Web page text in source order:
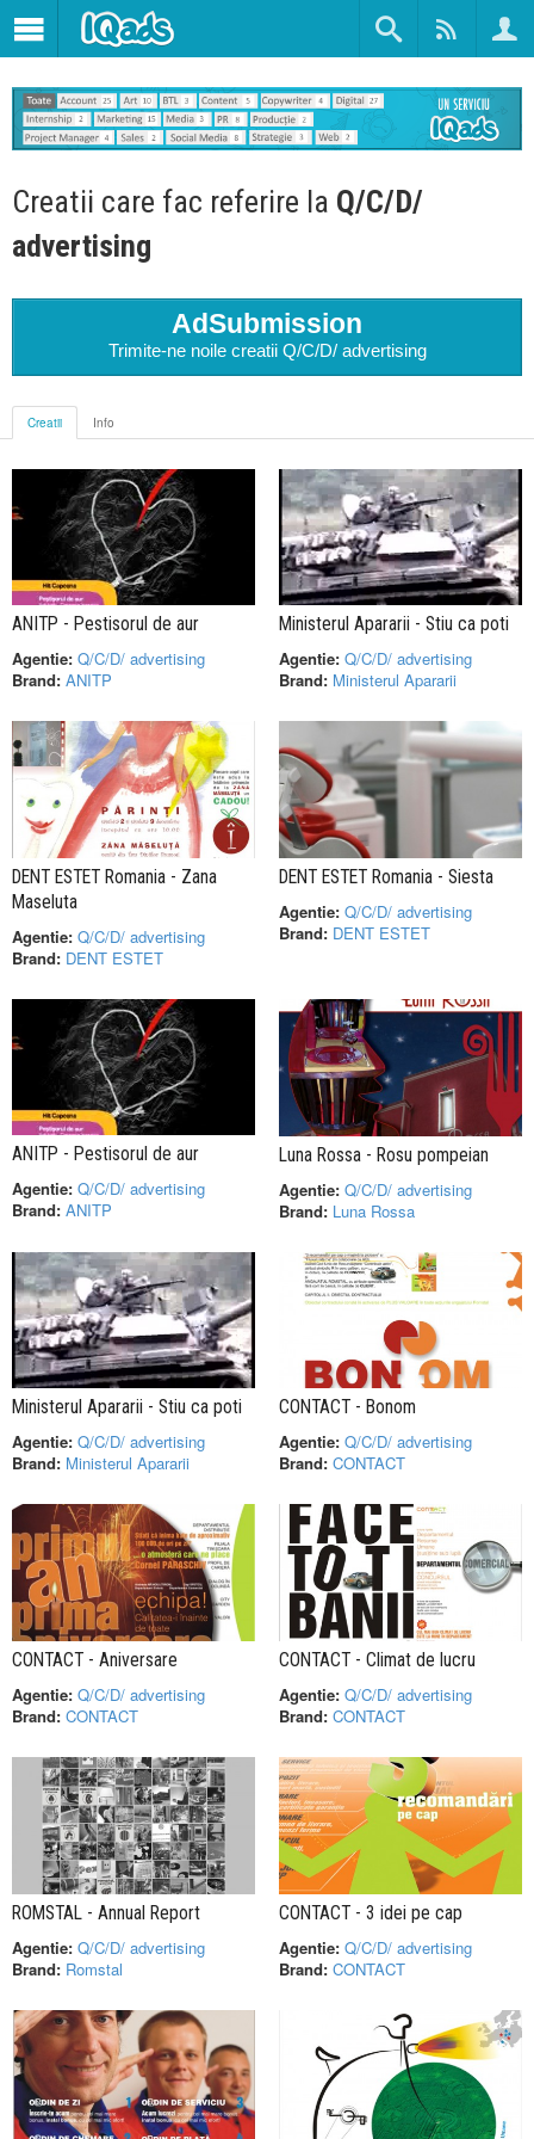
Creatii care fac referire la Q/C/D/
advertising
AdSubmission
Trimite-ne noile creatii Q/C/D/ advertising
Creatii Info
ANITP - Pestisorul de aur
Agentie: Q/C/D/ advertising
Brand: ANITP
Ministerul Apararii - Stiu ca poti
Agentie: Q/C/D/ advertising
Brand: Ministerul Apararii
DENT ESTET Romania - Zana
Maseluta
Agentie: Q/C/D/ advertising
Brand: DENT ESTET
DENT ESTET Romania - Siesta
Agentie: Q/C/D/ advertising
Brand: DENT ESTET
ANITP - Pestisorul de aur
Agentie: Q/C/D/ advertising
Brand: ANITP
Luna Rossa - Rosu pompeian
Agentie: Q/C/D/ advertising
Brand: Luna Rossa
Ministerul Apararii - Stiu ca poti
Agentie: Q/C/D/ advertising
Brand: Ministerul Apararii
CONTACT - Bonom
Agentie: Q/C/D/ advertising
Brand: CONTACT
CONTACT - Aniversare
Agentie: Q/C/D/ advertising
Brand: CONTACT
CONTACT - Climat de lucru
Agentie: Q/C/D/ advertising
Brand: CONTACT
ROMSTAL - Annual Report
Agentie: Q/C/D/ advertising
Brand: Romstal
CONTACT - 3 idei pe cap
Agentie: Q/C/D/ advertising
Brand: CONTACT